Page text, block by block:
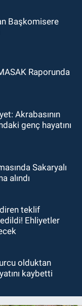
Başkomisere
Raporunda
Akrabasının
genç hayatını
Sakaryalı
alındı
teklif
Ehliyetler
olduktan
kaybetti